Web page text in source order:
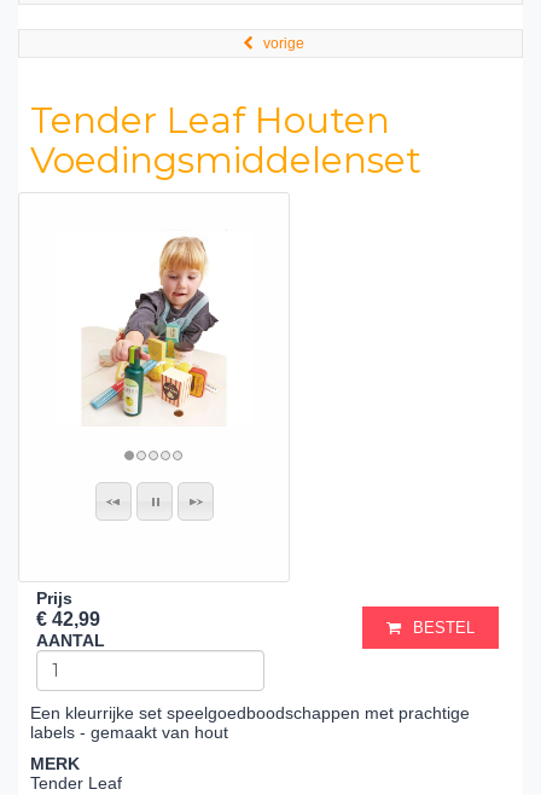
vorige
Tender Leaf Houten
Voedingsmiddelenset
Prijs
€ 42,99
AANTAL
BESTEL
Een kleurrijke set speelgoedboodschappen met prachtige
labels - gemaakt van hout
MERK
Tender Leaf